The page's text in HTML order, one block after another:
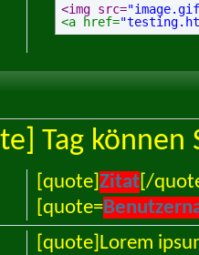
<img src=
<a href=
Tag können
[quote] Zitat[/
[quote=
[quote]Lorem